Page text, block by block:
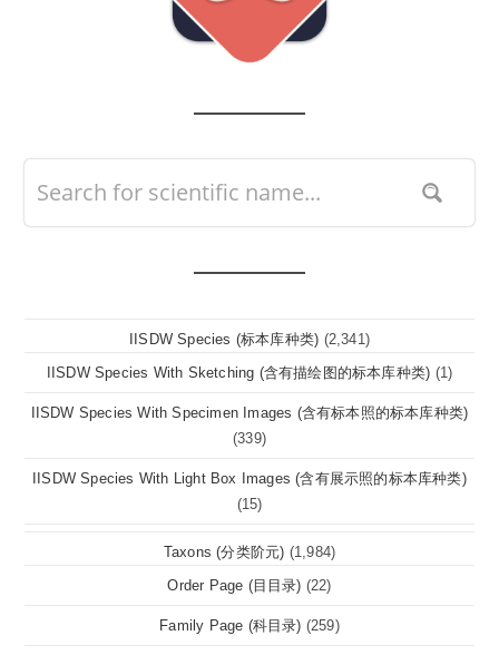
IISDW Species (标本库种类) (2,341)
IISDW Species With Sketching (含有描绘图的标本库种类) (1)
IISDW Species With Specimen Images (含有标本照的标本库种类)
(339)
IISDW Species With Light Box Images (含有展示照的标本库种类)
(15)
Taxons (分类阶元) (1,984)
Order Page (目目录) (22)
Family Page (科目录) (259)